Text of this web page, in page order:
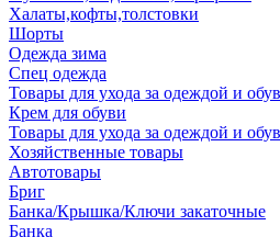
Халаты,кофты,толстовки
Шорты
Одежда зима
Спец одежда
Товары для ухода за одеждой и
Крем для обуви
Товары для ухода за одеждой и
Хозяйственные товары
Автотовары
Бриг
Банка/Крышка/Ключи закаточные
Банка